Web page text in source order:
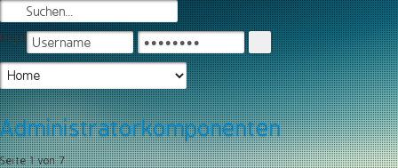
Login
Administratorkomponenten
Seite 1 von 7